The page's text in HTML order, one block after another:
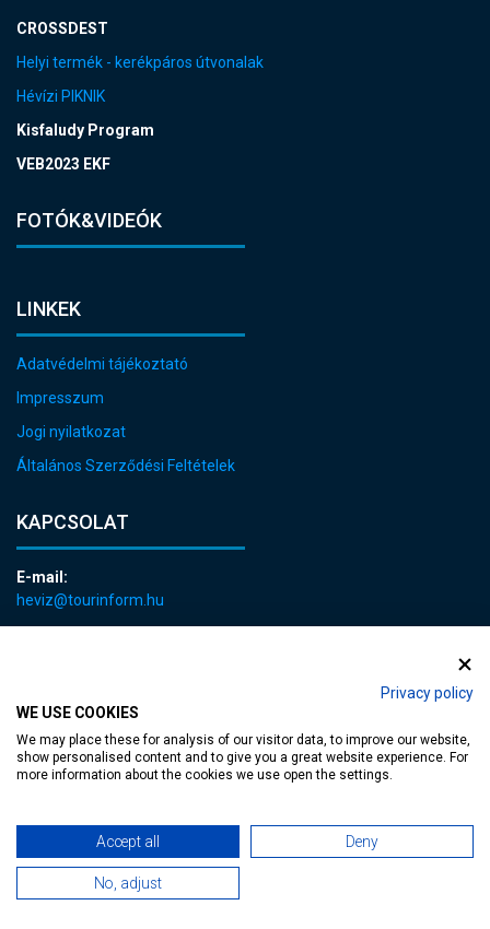
Privacy policy
WE USE COOKIES
We may place these for analysis of our visitor data, to improve our website,
show personalised content and to give you a great website experience. For
more information about the cookies we use open the settings.
Accept all Deny
No, adjust
CROSSDEST
Helyi termék - kerékpáros útvonalak
Hévízi PIKNIK
Kisfaludy Program
VEB2023 EKF
FOTÓK&VIDEÓK
LINKEK
Adatvédelmi tájékoztató
Impresszum
Jogi nyilatkozat
Általános Szerződési Feltételek
KAPCSOLAT
E-mail:
heviz@tourinform.hu
Designed byMediaGum